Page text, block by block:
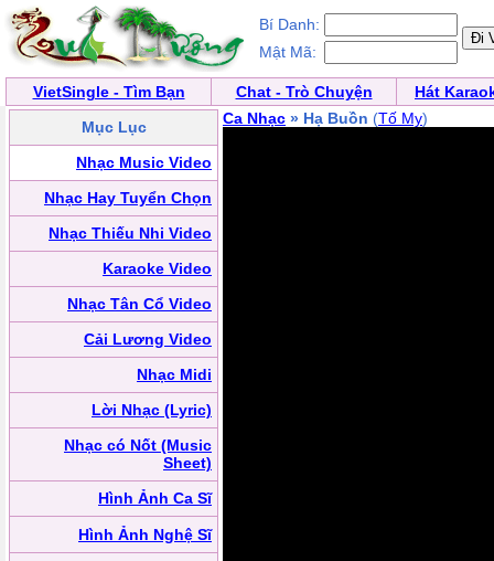
Bí Danh:
Mật Mã:
VietSingle - Tìm Bạn Chat - Trò Chuyện
Hát
Mục Lục
Nhạc Music Video
Nhạc Hay Tuyển Chọn
Nhạc Thiếu Nhi Video
Karaoke Video
Nhạc Tân Cổ Video
Cải Lương Video
Nhạc Midi
Lời Nhạc (Lyric)
Nhạc có Nốt (Music
Sheet)
Hình Ảnh Ca Sĩ
Hình Ảnh Nghệ Sĩ
Ca Nhạc » Hạ Buồn (Tố My)